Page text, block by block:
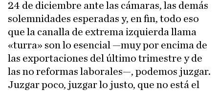
24 de diciembre ante las cámaras, las demás
solemnidades esperadas y, en fin, todo eso
que la canalla de extrema izquierda llama
«turra» son lo esencial —muy por encima de
las exportaciones del último trimestre y de
las no reformas laborales—, podemos juzgar.
Juzgar poco, juzgar lo justo, que no está el